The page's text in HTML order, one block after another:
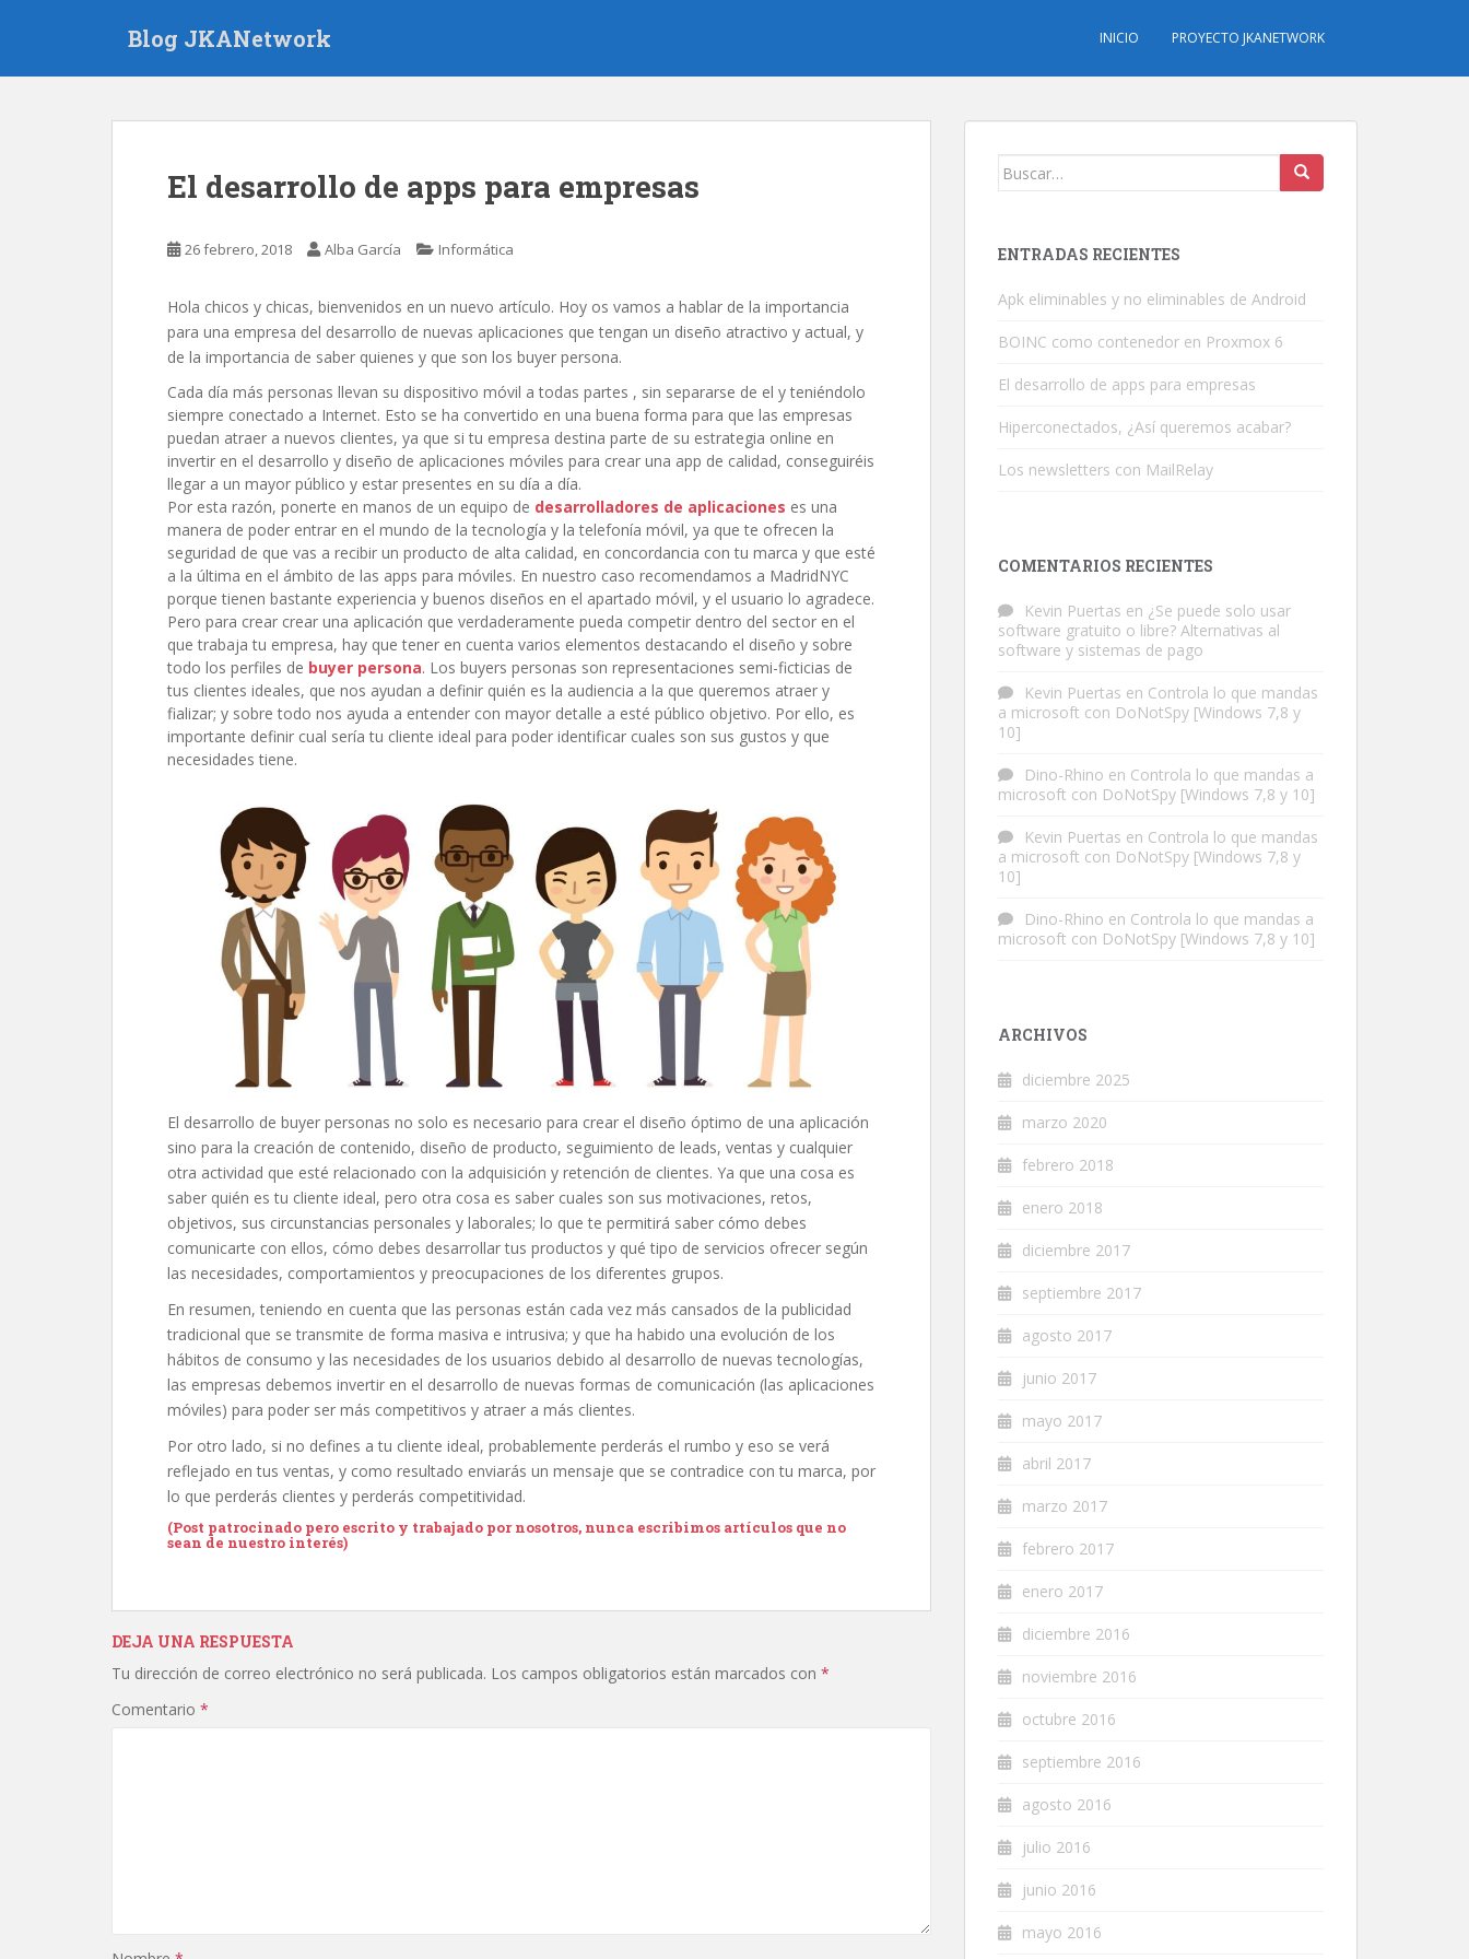
Blog JKANetwork INICIO PROYECTO JKANETWORK
El desarrollo de apps para empresas
26 febrero, 2018 Alba García Informática
Hola chicos y chicas, bienvenidos en un nuevo artículo. Hoy os vamos a hablar de la importancia
para una empresa del desarrollo de nuevas aplicaciones que tengan un diseño atractivo y actual, y
de la importancia de saber quienes y que son los buyer persona.
Cada día más personas llevan su dispositivo móvil a todas partes , sin separarse de el y teniéndolo
siempre conectado a Internet. Esto se ha convertido en una buena forma para que las empresas
puedan atraer a nuevos clientes, ya que si tu empresa destina parte de su estrategia online en
invertir en el desarrollo y diseño de aplicaciones móviles para crear una app de calidad, conseguiréis
llegar a un mayor público y estar presentes en su día a día.
Por esta razón, ponerte en manos de un equipo de desarrolladores de aplicaciones es una
manera de poder entrar en el mundo de la tecnología y la telefonía móvil, ya que te ofrecen la
seguridad de que vas a recibir un producto de alta calidad, en concordancia con tu marca y que esté
a la última en el ámbito de las apps para móviles. En nuestro caso recomendamos a MadridNYC
porque tienen bastante experiencia y buenos diseños en el apartado móvil, y el usuario lo agradece.
Pero para crear crear una aplicación que verdaderamente pueda competir dentro del sector en el
que trabaja tu empresa, hay que tener en cuenta varios elementos destacando el diseño y sobre
todo los perfiles de buyer persona. Los buyers personas son representaciones semi-ficticias de
tus clientes ideales, que nos ayudan a definir quién es la audiencia a la que queremos atraer y
fializar; y sobre todo nos ayuda a entender con mayor detalle a esté público objetivo. Por ello, es
importante definir cual sería tu cliente ideal para poder identificar cuales son sus gustos y que
necesidades tiene.
El desarrollo de buyer personas no solo es necesario para crear el diseño óptimo de una aplicación
sino para la creación de contenido, diseño de producto, seguimiento de leads, ventas y cualquier
otra actividad que esté relacionado con la adquisición y retención de clientes. Ya que una cosa es
saber quién es tu cliente ideal, pero otra cosa es saber cuales son sus motivaciones, retos,
objetivos, sus circunstancias personales y laborales; lo que te permitirá saber cómo debes
comunicarte con ellos, cómo debes desarrollar tus productos y qué tipo de servicios ofrecer según
las necesidades, comportamientos y preocupaciones de los diferentes grupos.
En resumen, teniendo en cuenta que las personas están cada vez más cansados de la publicidad
tradicional que se transmite de forma masiva e intrusiva; y que ha habido una evolución de los
hábitos de consumo y las necesidades de los usuarios debido al desarrollo de nuevas tecnologías,
las empresas debemos invertir en el desarrollo de nuevas formas de comunicación (las aplicaciones
móviles) para poder ser más competitivos y atraer a más clientes.
Por otro lado, si no defines a tu cliente ideal, probablemente perderás el rumbo y eso se verá
reflejado en tus ventas, y como resultado enviarás un mensaje que se contradice con tu marca, por
lo que perderás clientes y perderás competitividad.
(Post patrocinado pero escrito y trabajado por nosotros, nunca escribimos artículos que no
sean de nuestro interés)
DEJA UNA RESPUESTA
Tu dirección de correo electrónico no será publicada. Los campos obligatorios están marcados con *
Comentario *
Buscar:
ENTRADAS RECIENTES
Apk eliminables y no eliminables de Android
BOINC como contenedor en Proxmox 6
El desarrollo de apps para empresas
Hiperconectados, ¿Así queremos acabar?
Los newsletters con MailRelay
COMENTARIOS RECIENTES
Kevin Puertas en ¿Se puede solo usar
software gratuito o libre? Alternativas al
software y sistemas de pago
Kevin Puertas en Controla lo que mandas
a microsoft con DoNotSpy [Windows 7,8 y
10]
Dino-Rhino en Controla lo que mandas a
microsoft con DoNotSpy [Windows 7,8 y 10]
Kevin Puertas en Controla lo que mandas
a microsoft con DoNotSpy [Windows 7,8 y
10]
Dino-Rhino en Controla lo que mandas a
microsoft con DoNotSpy [Windows 7,8 y 10]
ARCHIVOS
diciembre 2025
marzo 2020
febrero 2018
enero 2018
diciembre 2017
septiembre 2017
agosto 2017
junio 2017
mayo 2017
abril 2017
marzo 2017
febrero 2017
enero 2017
diciembre 2016
noviembre 2016
octubre 2016
septiembre 2016
agosto 2016
julio 2016
junio 2016
mayo 2016